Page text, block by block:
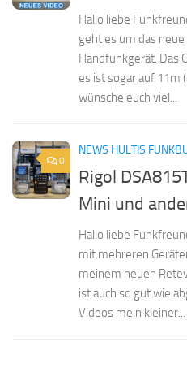
Hallo liebe
geht es um das neue
Handfunkgerät. Das
es ist sogar auf 11m
wünsche euch viel...
0
NEWS HULTIS
Rigol
Mini und
Hallo liebe
mit mehreren
meinem neuen
ist auch so gut wie
Videos mein kleiner...